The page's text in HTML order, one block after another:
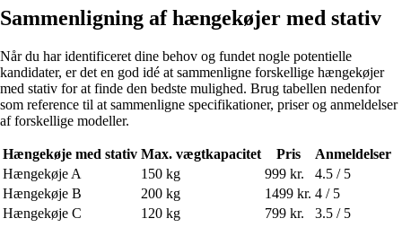
Sammenligning af hængekøjer med stativ
Når du har identificeret dine behov og fundet nogle potentielle
kandidater, er det en god idé at sammenligne forskellige hængekøjer
med stativ for at finde den bedste mulighed. Brug tabellen nedenfor
som reference til at sammenligne specifikationer, priser og anmeldelser
af forskellige modeller.
Hængekøje med stativ Max. vægtkapacitet Pris
Anmeldelser
Hængekøje A
150 kg 999 kr.
4.5 / 5
Hængekøje B
200 kg 1499 kr. 4 / 5
Hængekøje C
120 kg 799 kr. 3.5 / 5